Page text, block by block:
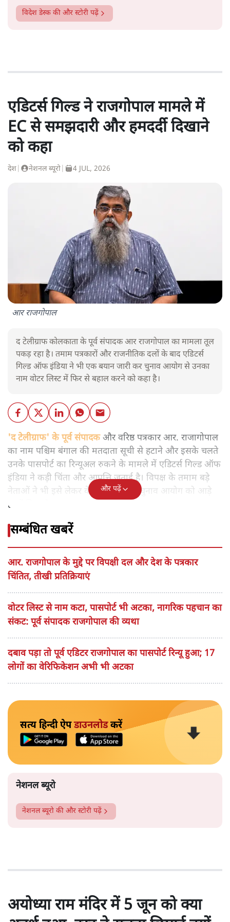
विदेश डेस्क की और स्टोरी पढ़ें
एडिटर्स गिल्ड ने राजगोपाल मामले में
EC से समझदारी और हमदर्दी दिखाने
को कहा
देश नेशनल ब्यूरो 4 JUL, 2026
आर राजगोपाल
द टेलीग्राफ कोलकाता के पूर्व संपादक आर राजगोपाल का मामला तूल
पकड़ रहा है। तमाम पत्रकारों और राजनीतिक दलों के बाद एडिटर्स
गिल्ड ऑफ इंडिया ने भी एक बयान जारी कर चुनाव आयोग से उनका
नाम वोटर लिस्ट में फिर से बहाल करने को कहा है।
'द टेलीग्राफ' के पूर्व संपादकऔर वरिष्ठ पत्रकार आर. राजागोपाल
का नाम पश्चिम बंगाल की मतदाता सूची से हटाने और इसके चलते
उनके पासपोर्ट का रिन्यूअल रुकने के मामले में एडिटर्स गिल्ड ऑफ
इंडिया ने कड़ी चिंता और आपत्ति जताई है। विपक्ष के तमाम बड़े
नेताओं ने भी इसे लेकर केंद्र सरकार और चुनाव आयोग को आड़े
हाथों लिया है।
और पढ़ें
सम्बंधित खबरें
आर. राजगोपाल के मुद्दे पर विपक्षी दल और देश के पत्रकार
चिंतित, तीखी प्रतिक्रियाएं
वोटर लिस्ट से नाम कटा, पासपोर्ट भी अटका, नागरिक पहचान का
संकट: पूर्व संपादक राजगोपाल की व्यथा
दबाव पड़ा तो पूर्व एडिटर राजगोपाल का पासपोर्ट रिन्यू हुआ; 17
लोगों का वेरिफिकेशन अभी भी अटका
सत्य हिन्दी ऐपडाउनलोडकरें
नेशनल ब्यूरो
नेशनल ब्यूरो की और स्टोरी पढ़ें
अयोध्या राम मंदिर में 5 जून को क्या